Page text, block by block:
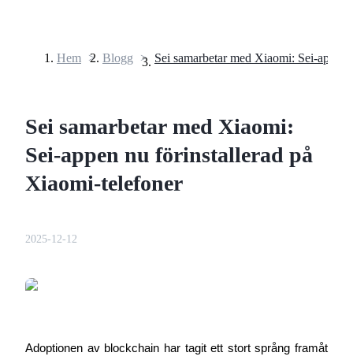
USDT Futures
Hem > Blogg >
Sei samarbetar med Xiaomi:
Sei-appen nu förinstallerad på
Xiaomi-telefoner
2025-12-12
Adoptionen av blockchain har tagit ett stort språng framåt